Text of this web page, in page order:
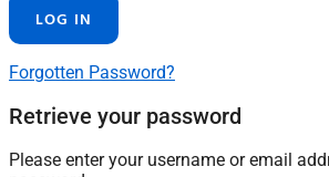
Forgotten Password?
Retrieve your password
Please enter your username or email